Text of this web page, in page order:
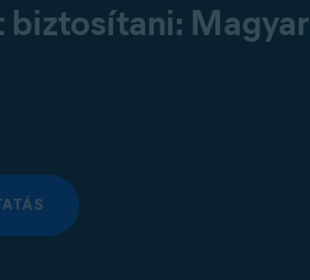
biztosítani: Magyar